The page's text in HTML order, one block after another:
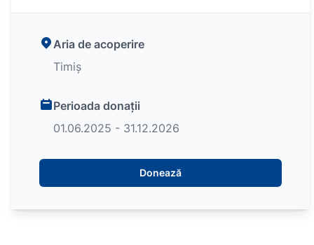
Aria de acoperire
Timiș
Perioada donații
01.06.2025 - 31.12.2026
Donează